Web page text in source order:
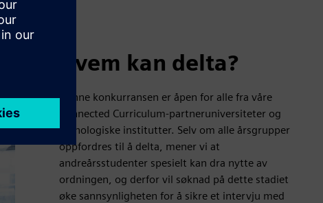
Hvem kan delta?
Denne konkurransen er åpen for alle fra våre
Connected Curriculum-partneruniversiteter og
teknologiske institutter. Selv om alle årsgrupper
oppfordres til å delta, mener vi at
andreårsstudenter spesielt kan dra nytte av
ordningen, og derfor vil søknad på dette stadiet
øke sannsynligheten for å sikre et intervju med